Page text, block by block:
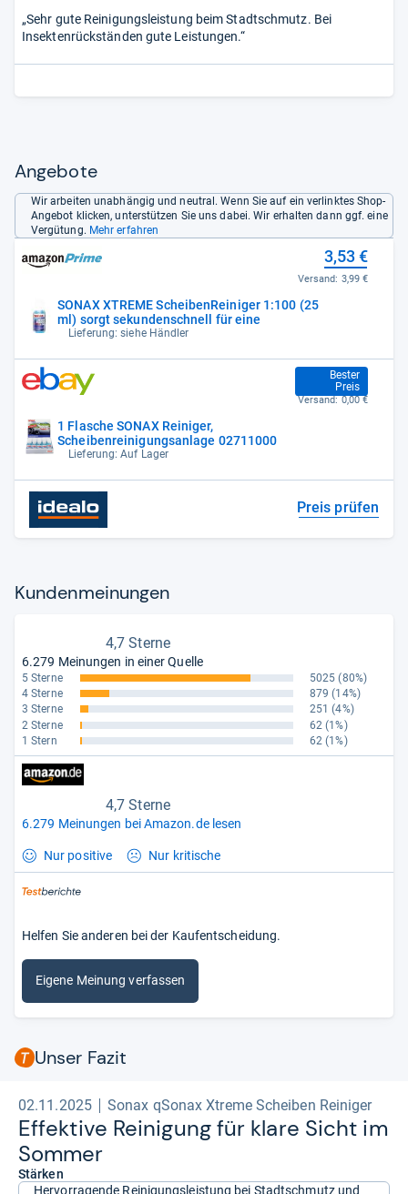
„Sehr gute Reinigungsleistung beim Stadtschmutz. Bei
Insektenrückständen gute Leistungen.“
Angebote
Wir arbeiten unabhängig und neutral. Wenn Sie auf ein verlinktes Shop-
Angebot klicken, unterstützen Sie uns dabei. Wir erhalten dann ggf. eine
Vergütung. Mehr erfahren
SONAX XTREME ScheibenReiniger 1:100 (25
ml) sorgt sekundenschnell für eine
Lieferung: siehe Händler
3,53 €
Versand: 3,99 €
1 Flasche SONAX Reiniger,
Scheibenreinigungsanlage 02711000
Lieferung: Auf Lager
Bester
Preis
6,27 €
Versand: 0,00 €
Preis prüfen
Kun­den­mei­nun­gen
4,7 Sterne
6.279 Meinungen in einer Quelle
5 Sterne 5025 (80%)
4 Sterne
879 (14%)
3 Sterne
251 (4%)
2 Sterne
62 (1%)
1 Stern
62 (1%)
4,7 Sterne
6.279 Meinungen bei Amazon.de lesen
Nur positive Nur kritische
Helfen Sie anderen bei der Kaufentscheidung.
Eigene Meinung verfassen
Unser Fazit
02.11.2025 Sonax qSonax Xtreme Scheiben Reiniger
Effek­tive Rei­ni­gung für klare Sicht im
Som­mer
Stärken
Hervorragende Reinigungsleistung bei Stadtschmutz und